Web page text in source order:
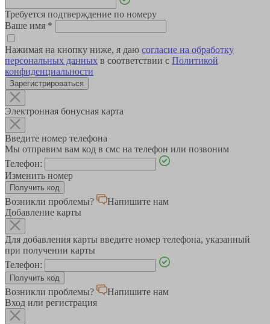
Требуется подтверждение по номеру
Ваше имя *
Нажимая на кнопку ниже, я даю согласие на обработку
персональных данных в соответствии с Политикой
конфиденциальности
Зарегистрироваться
Электронная бонусная карта
Введите номер телефона
Мы отправим вам код в смс на телефон или позвоним
Телефон:
Изменить номер
Возникли проблемы?
Напишите нам
Добавление карты
Для добавления карты введите номер телефона, указанный
при получении карты
Телефон:
Возникли проблемы?
Напишите нам
Вход или регистрация